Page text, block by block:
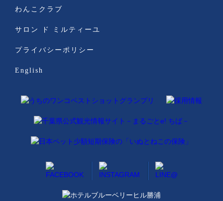
わんこクラブ
サロン ド ミルティーユ
プライバシーポリシー
English